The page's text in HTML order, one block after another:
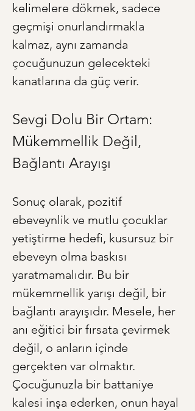
kelimelere dökmek, sadece
geçmişi onurlandırmakla
kalmaz, aynı zamanda
çocuğunuzun gelecekteki
kanatlarına da güç verir.
Sevgi Dolu Bir Ortam:
Mükemmellik Değil,
Bağlantı Arayışı
Sonuç olarak, pozitif
ebeveynlik ve mutlu çocuklar
yetiştirme hedefi, kusursuz bir
ebeveyn olma baskısı
yaratmamalıdır. Bu bir
mükemmellik yarışı değil, bir
bağlantı arayışıdır. Mesele, her
anı eğitici bir fırsata çevirmek
değil, o anların içinde
gerçekten var olmaktır.
Çocuğunuzla bir battaniye
kalesi inşa ederken, onun hayal